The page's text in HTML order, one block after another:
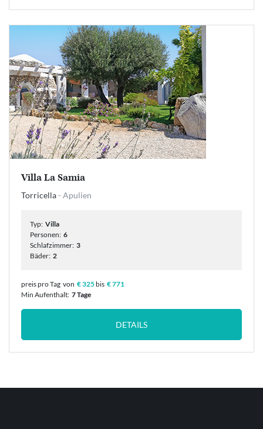
Villa La Samia
Torricella- Apulien
Typ: Villa
Personen: 6
Schlafzimmer: 3
Bäder: 2
preis pro Tag von € 325 bis € 771
Min Aufenthalt: 7 Tage
DETAILS